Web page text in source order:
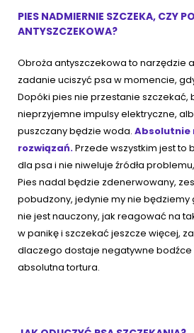
PIES NADMIERNIE SZCZEKA, CZY
ANTYSZCZEKOWA?
Obroża antyszczekowa to narzędzie
zadanie uciszyć psa w momencie,
Dopóki pies nie przestanie szczekać,
nieprzyjemne impulsy elektryczne,
puszczany będzie woda. Absolutnie
rozwiązań.Przede wszystkim jest to
dla psa i nie niweluje źródła
Pies nadal będzie zdenerwowany,
pobudzony, jedynie my nie będziemy
nie jest nauczony, jak reagować na
w panikę i szczekać jeszcze więcej,
dlaczego dostaje negatywne bodźce
absolutna tortura.